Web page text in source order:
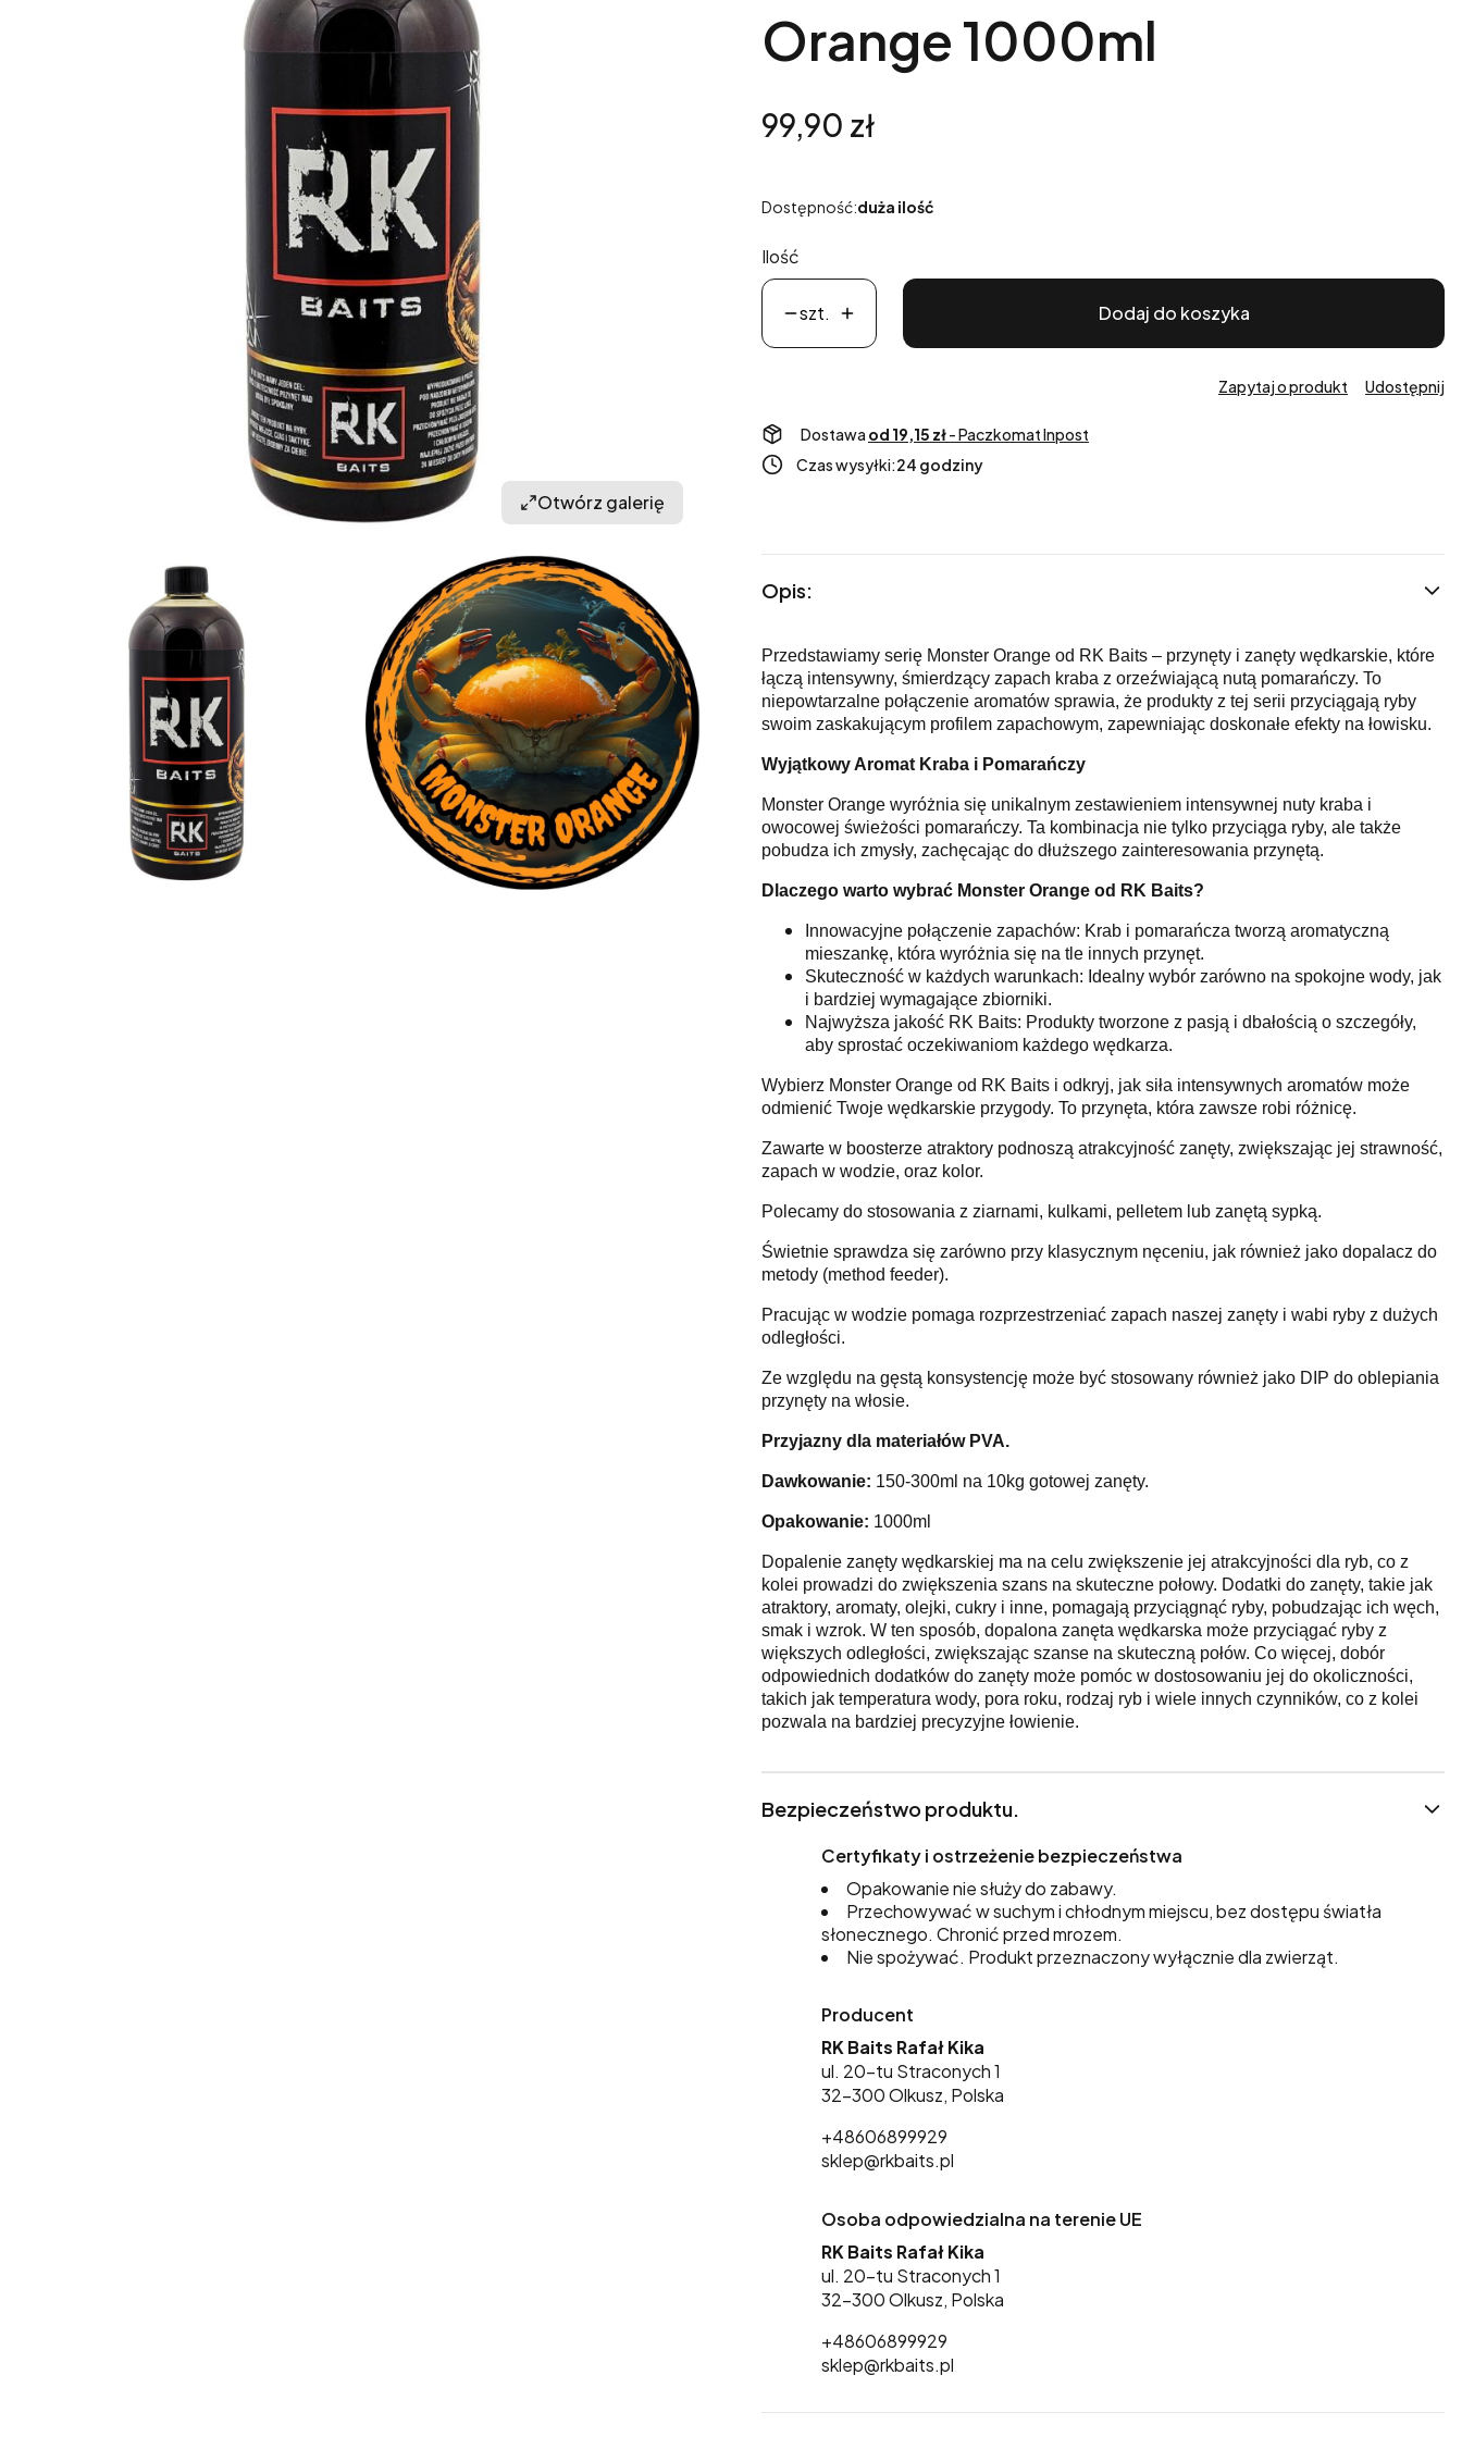
Otwórz galerię
Orange 1000ml
Cena
99,90 zł
Dostępność:duża ilość
Ilość
szt. Dodaj do koszyka
Zapytaj o produkt Udostępnij
Dostawa od 19,15 zł- Paczkomat Inpost
Czas wysyłki:24 godziny
Opis:
Przedstawiamy serię Monster Orange od RK Baits – przynęty i zanęty wędkarskie, które
łączą intensywny, śmierdzący zapach kraba z orzeźwiającą nutą pomarańczy. To
niepowtarzalne połączenie aromatów sprawia, że produkty z tej serii przyciągają ryby
swoim zaskakującym profilem zapachowym, zapewniając doskonałe efekty na łowisku.
Wyjątkowy Aromat Kraba i Pomarańczy
Monster Orange wyróżnia się unikalnym zestawieniem intensywnej nuty kraba i
owocowej świeżości pomarańczy. Ta kombinacja nie tylko przyciąga ryby, ale także
pobudza ich zmysły, zachęcając do dłuższego zainteresowania przynętą.
Dlaczego warto wybrać Monster Orange od RK Baits?
Innowacyjne połączenie zapachów: Krab i pomarańcza tworzą aromatyczną
mieszankę, która wyróżnia się na tle innych przynęt.
Skuteczność w każdych warunkach: Idealny wybór zarówno na spokojne wody, jak
i bardziej wymagające zbiorniki.
Najwyższa jakość RK Baits: Produkty tworzone z pasją i dbałością o szczegóły,
aby sprostać oczekiwaniom każdego wędkarza.
Wybierz Monster Orange od RK Baits i odkryj, jak siła intensywnych aromatów może
odmienić Twoje wędkarskie przygody. To przynęta, która zawsze robi różnicę.
Zawarte w boosterze atraktory podnoszą atrakcyjność zanęty, zwiększając jej strawność,
zapach w wodzie, oraz kolor.
Polecamy do stosowania z ziarnami, kulkami, pelletem lub zanętą sypką.
Świetnie sprawdza się zarówno przy klasycznym nęceniu, jak również jako dopalacz do
metody (method feeder).
Pracując w wodzie pomaga rozprzestrzeniać zapach naszej zanęty i wabi ryby z dużych
odległości.
Ze względu na gęstą konsystencję może być stosowany również jako DIP do oblepiania
przynęty na włosie.
Przyjazny dla materiałów PVA.
Dawkowanie: 150-300ml na 10kg gotowej zanęty.
Opakowanie: 1000ml
Dopalenie zanęty wędkarskiej ma na celu zwiększenie jej atrakcyjności dla ryb, co z
kolei prowadzi do zwiększenia szans na skuteczne połowy. Dodatki do zanęty, takie jak
atraktory, aromaty, olejki, cukry i inne, pomagają przyciągnąć ryby, pobudzając ich węch,
smak i wzrok. W ten sposób, dopalona zanęta wędkarska może przyciągać ryby z
większych odległości, zwiększając szanse na skuteczną połów. Co więcej, dobór
odpowiednich dodatków do zanęty może pomóc w dostosowaniu jej do okoliczności,
takich jak temperatura wody, pora roku, rodzaj ryb i wiele innych czynników, co z kolei
pozwala na bardziej precyzyjne łowienie.
Bezpieczeństwo produktu.
Certyfikaty i ostrzeżenie bezpieczeństwa
Opakowanie nie służy do zabawy.
Przechowywać w suchym i chłodnym miejscu, bez dostępu światła
słonecznego. Chronić przed mrozem.
Nie spożywać. Produkt przeznaczony wyłącznie dla zwierząt.
Producent
RK Baits Rafał Kika
ul. 20-tu Straconych 1
32-300 Olkusz, Polska
+48606899929
sklep@rkbaits.pl
Osoba odpowiedzialna na terenie UE
RK Baits Rafał Kika
ul. 20-tu Straconych 1
32-300 Olkusz, Polska
+48606899929
sklep@rkbaits.pl